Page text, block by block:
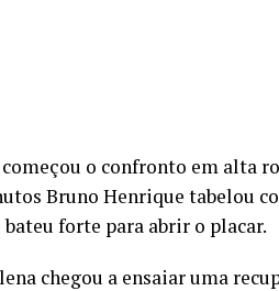
o confronto em alta
Bruno Henrique tabelou
bateu forte para abrir o placar.
chegou a ensaiar uma